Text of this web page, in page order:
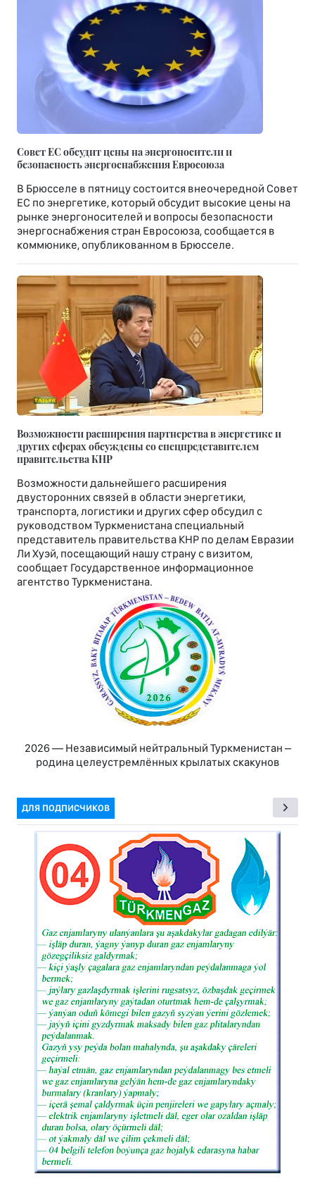
Совет ЕС обсудит цены на энергоносители и
безопасность энергоснабжения Евросоюза
В Брюсселе в пятницу состоится внеочередной Совет
ЕС по энергетике, который обсудит высокие цены на
рынке энергоносителей и вопросы безопасности
энергоснабжения стран Евросоюза, сообщается в
коммюнике, опубликованном в Брюсселе.
Возможности расширения партнерства в энергетике и
других сферах обсуждены со спецпредставителем
правительства КНР
Возможности дальнейшего расширения
двусторонних связей в области энергетики,
транспорта, логистики и других сфер обсудил с
руководством Туркменистана специальный
представитель правительства КНР по делам Евразии
Ли Хуэй, посещающий нашу страну с визитом,
сообщает Государственное информационное
агентство Туркменистана.
2026 — Независимый нейтральный Туркменистан –
родина целеустремлённых крылатых скакунов
ДЛЯ ПОДПИСЧИКОВ